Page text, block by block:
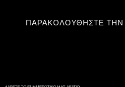
ΠΑΡΑΚΟΛΟΥΘΉΣΤΕ ΤΗΝ